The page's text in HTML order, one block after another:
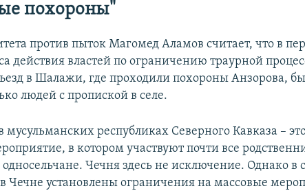
похороны"
против пыток Магомед Аламов считает, что в
действия властей по ограничению траурной
в Шалажи, где проходили похороны Анзорова,
людей с пропиской в селе.
республиках Северного Кавказа –
в котором участвуют почти все
Чечня здесь не исключение. Однако в
Чечне установлены ограничения на массовые